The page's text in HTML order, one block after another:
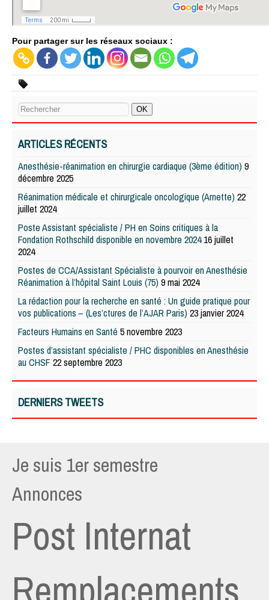
Pour partager sur les réseaux sociaux :
ARTICLES RÉCENTS
Anesthésie-réanimation en chirurgie cardiaque (3ème édition) 9
décembre 2025
Réanimation médicale et chirurgicale oncologique (Arnette) 22
juillet 2024
Poste Assistant spécialiste / PH en Soins critiques à la
Fondation Rothschild disponible en novembre 2024 16 juillet
2024
Postes de CCA/Assistant Spécialiste à pourvoir en Anesthésie
Réanimation à l’hôpital Saint Louis (75) 9 mai 2024
La rédaction pour la recherche en santé : Un guide pratique pour
vos publications – (Les’ctures de l’AJAR Paris) 23 janvier 2024
Facteurs Humains en Santé 5 novembre 2023
Postes d’assistant spécialiste / PHC disponibles en Anesthésie
au CHSF 22 septembre 2023
DERNIERS TWEETS
Je suis 1er semestre
Annonces
Post Internat